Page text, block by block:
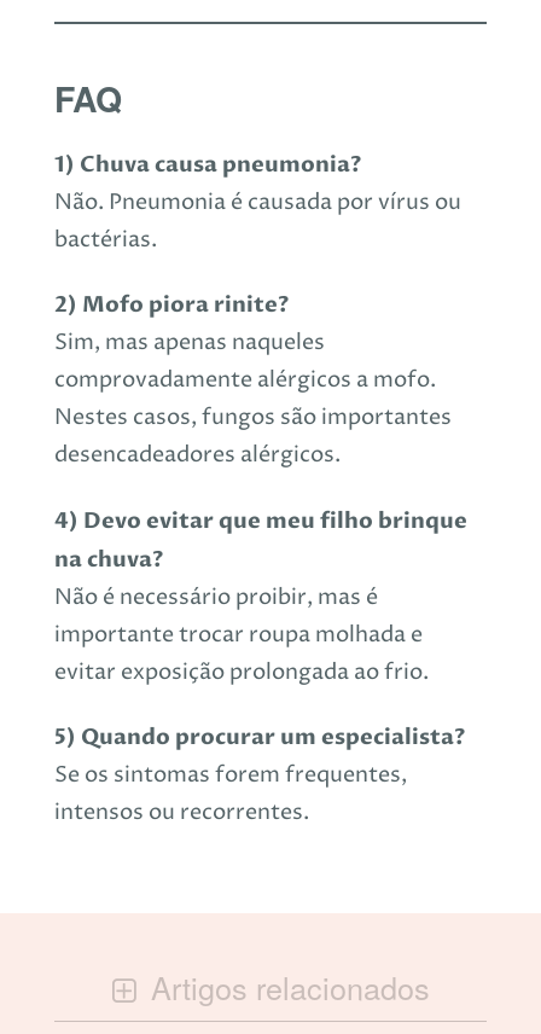
FAQ
1) Chuva causa pneumonia?
Não. Pneumonia é causada por vírus ou
bactérias.
2) Mofo piora rinite?
Sim, mas apenas naqueles
comprovadamente alérgicos a mofo.
Nestes casos, fungos são importantes
desencadeadores alérgicos.
4) Devo evitar que meu filho brinque
na chuva?
Não é necessário proibir, mas é
importante trocar roupa molhada e
evitar exposição prolongada ao frio.
5) Quando procurar um especialista?
Se os sintomas forem frequentes,
intensos ou recorrentes.
Artigos relacionados